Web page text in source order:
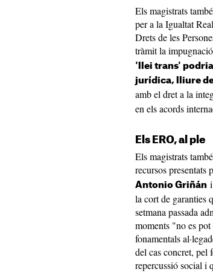
Els magistrats
per a la Igualtat
Drets de les
tràmit la
'llei trans'
jurídica, lliure
amb el dret a la
en els acords
Els ERO, al ple
Els magistrats
recursos presentats
Antonio Griñán
la cort de garanties
setmana passada
moments "no es
fonamentals
del cas concret, pel
repercussió social i